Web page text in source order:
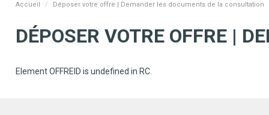
Accueil Déposer votre offre | Demander les documents de la consultation
DÉPOSER VOTRE OFFRE |
Element OFFREID is undefined in RC.